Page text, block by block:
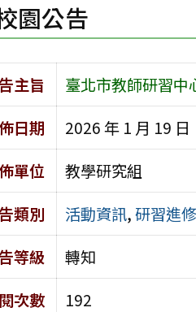
園公告
主旨
臺北市教師研習
日期
2026 年 1 月 19 日
單位
教學研究組
類別
活動資訊,研習進修
等級
轉知
次數
192